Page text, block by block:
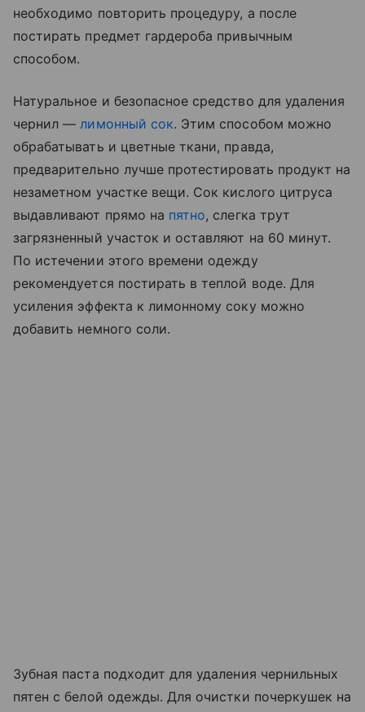
необходимо повторить процедуру, а после
постирать предмет гардероба привычным
способом.
Натуральное и безопасное средство для удаления
чернил —лимонный сок. Этим способом можно
обрабатывать и цветные ткани, правда,
предварительно лучше протестировать продукт на
незаметном участке вещи. Сок кислого цитруса
выдавливают прямо на пятно, слегка трут
загрязненный участок и оставляют на 60 минут.
По истечении этого времени одежду
рекомендуется постирать в теплой воде. Для
усиления эффекта к лимонному соку можно
добавить немного соли.
Зубная паста подходит для удаления чернильных
пятен с белой одежды. Для очистки почеркушек на